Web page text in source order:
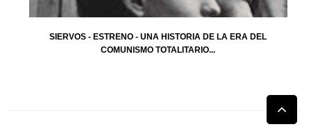
SIERVOS - ESTRENO - UNA HISTORIA DE LA ERA DEL
COMUNISMO TOTALITARIO...